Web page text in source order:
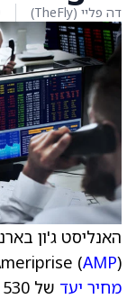
דה פליי (TheFly)
(AMP) ל-Neutral מ-Underweight, עם
מחיר יעד